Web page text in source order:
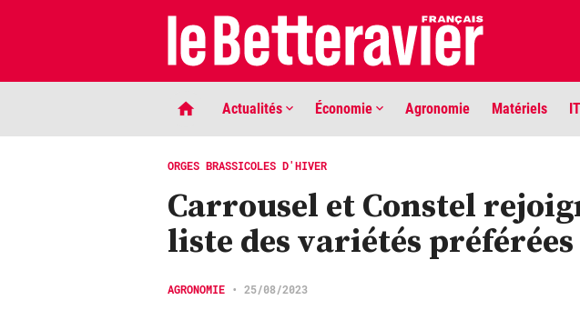
Actualités Économie Agronomie Matériels
ORGES BRASSICOLES D'HIVER
Carrousel et Constel
liste des variétés préférées
AGRONOMIE • 25/08/2023